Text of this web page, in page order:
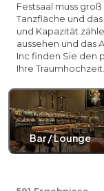
Festsaal muss
Tanzfläche und
und Kapazität
aussehen und das
Inc finden Sie den
Ihre Traumhochzeit.
Bar / Lounge